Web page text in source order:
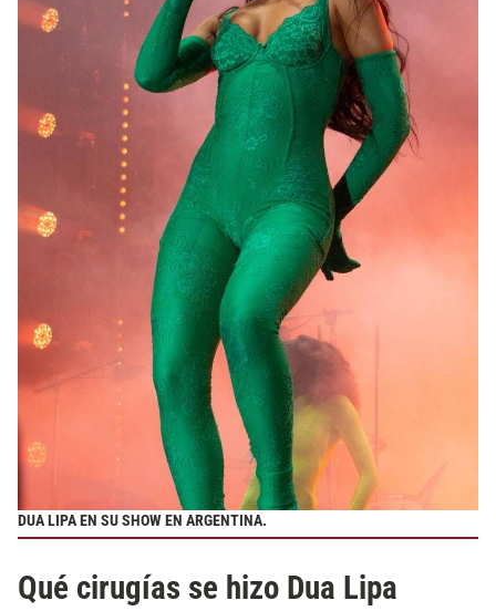
DUA LIPA EN SU SHOW EN ARGENTINA.
Qué cirugías se hizo Dua Lipa